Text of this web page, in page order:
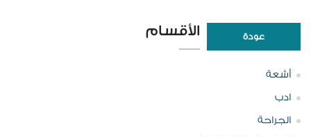
عودة الأقسام
أشعة
ادب
الجراحة